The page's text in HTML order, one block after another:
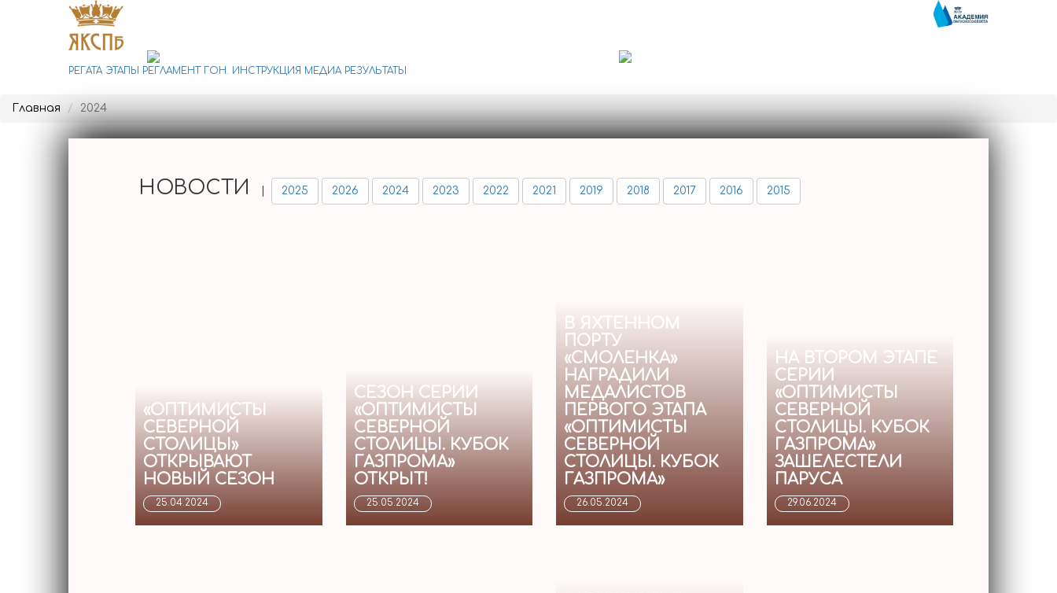
РЕГАТА ЭТАПЫ РЕГЛАМЕНТ ГОН. ИНСТРУКЦИЯ МЕДИА РЕЗУЛЬТАТЫ
Главная 2024
НОВОСТИ 2025 2026 2024 2023 2022 2021 2019 2018 2017 2016 2015
«ОПТИМИСТЫ
СЕВЕРНОЙ
СТОЛИЦЫ»
ОТКРЫВАЮТ
НОВЫЙ СЕЗОН
25.04.2024
СЕЗОН СЕРИИ
«ОПТИМИСТЫ
СЕВЕРНОЙ
СТОЛИЦЫ. КУБОК
ГАЗПРОМА»
ОТКРЫТ!
25.05.2024
В ЯХТЕННОМ
ПОРТУ
«СМОЛЕНКА»
НАГРАДИЛИ
МЕДАЛИСТОВ
ПЕРВОГО ЭТАПА
«ОПТИМИСТЫ
СЕВЕРНОЙ
СТОЛИЦЫ. КУБОК
ГАЗПРОМА»
26.05.2024
НА ВТОРОМ ЭТАПЕ
СЕРИИ
«ОПТИМИСТЫ
СЕВЕРНОЙ
СТОЛИЦЫ. КУБОК
ГАЗПРОМА»
ЗАШЕЛЕСТЕЛИ
ПАРУСА
29.06.2024